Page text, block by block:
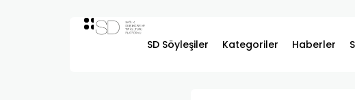
SD Söyleşiler Kategoriler Haberler